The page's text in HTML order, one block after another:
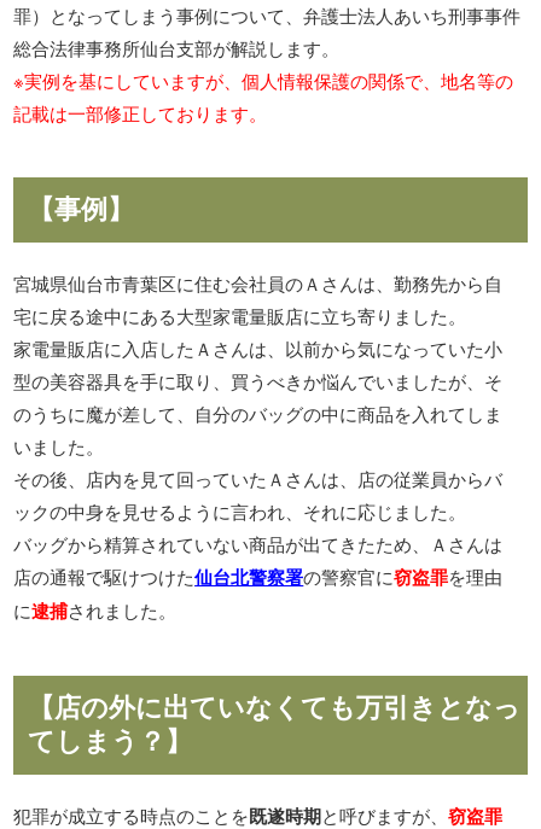
罪）となってしまう事例について、弁護士法人あいち刑事事件
総合法律事務所仙台支部が解説します。
※実例を基にしていますが、個人情報保護の関係で、地名等の
記載は一部修正しております。
【事例】
宮城県仙台市青葉区に住む会社員のＡさんは、勤務先から自
宅に戻る途中にある大型家電量販店に立ち寄りました。
家電量販店に入店したＡさんは、以前から気になっていた小
型の美容器具を手に取り、買うべきか悩んでいましたが、そ
のうちに魔が差して、自分のバッグの中に商品を入れてしま
いました。
その後、店内を見て回っていたＡさんは、店の従業員からバ
ックの中身を見せるように言われ、それに応じました。
バッグから精算されていない商品が出てきたため、Ａさんは
店の通報で駆けつけた仙台北警察署の警察官に窃盗罪を理由
に逮捕されました。
【店の外に出ていなくても万引きとなっ
てしまう？】
犯罪が成立する時点のことを既遂時期 と呼びますが、窃盗罪